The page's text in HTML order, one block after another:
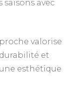
saisons avec
valorise
et
esthétique